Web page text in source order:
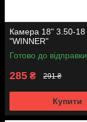
Камера 18" 3.50-18
"WINNER"
Готово до відправки
285 ₴ 291 ₴
Купити